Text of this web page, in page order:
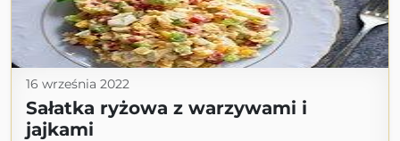
16 września 2022
Sałatka ryżowa z warzywami i
jajkami